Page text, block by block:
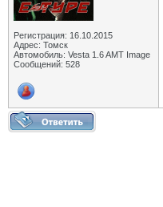
Регистрация: 16.10.2015
Адрес: Томск
Автомобиль: Vesta 1.6 AMT Image
Сообщений: 528